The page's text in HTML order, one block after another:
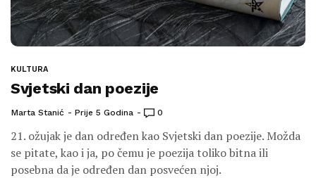
KULTURA
Svjetski dan poezije
Marta Stanić Prije 5 Godina 0
21. ožujak je dan određen kao Svjetski dan poezije. Možda
se pitate, kao i ja, po čemu je poezija toliko bitna ili
posebna da je određen dan posvećen njoj.